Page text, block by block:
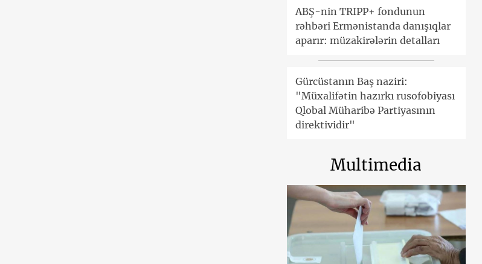
ABŞ-nin TRIPP+ fondunun
rəhbəri Ermənistanda danışıqlar
aparır: müzakirələrin detalları
Gürcüstanın Baş naziri:
"Müxalifətin hazırkı rusofobiyası
Qlobal Müharibə Partiyasının
direktividir"
Multimedia